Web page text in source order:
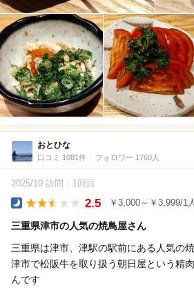
おとひな
口コミ 1081件 フォロワー 1760人
2025/10 訪問 1回目
2.5 ￥3,000～￥3,999/1
三重県津市の人気の焼鳥屋さん
三重県は津市、津駅の駅前にある人気の
津市で松阪牛を取り扱う朝日屋という精
んです